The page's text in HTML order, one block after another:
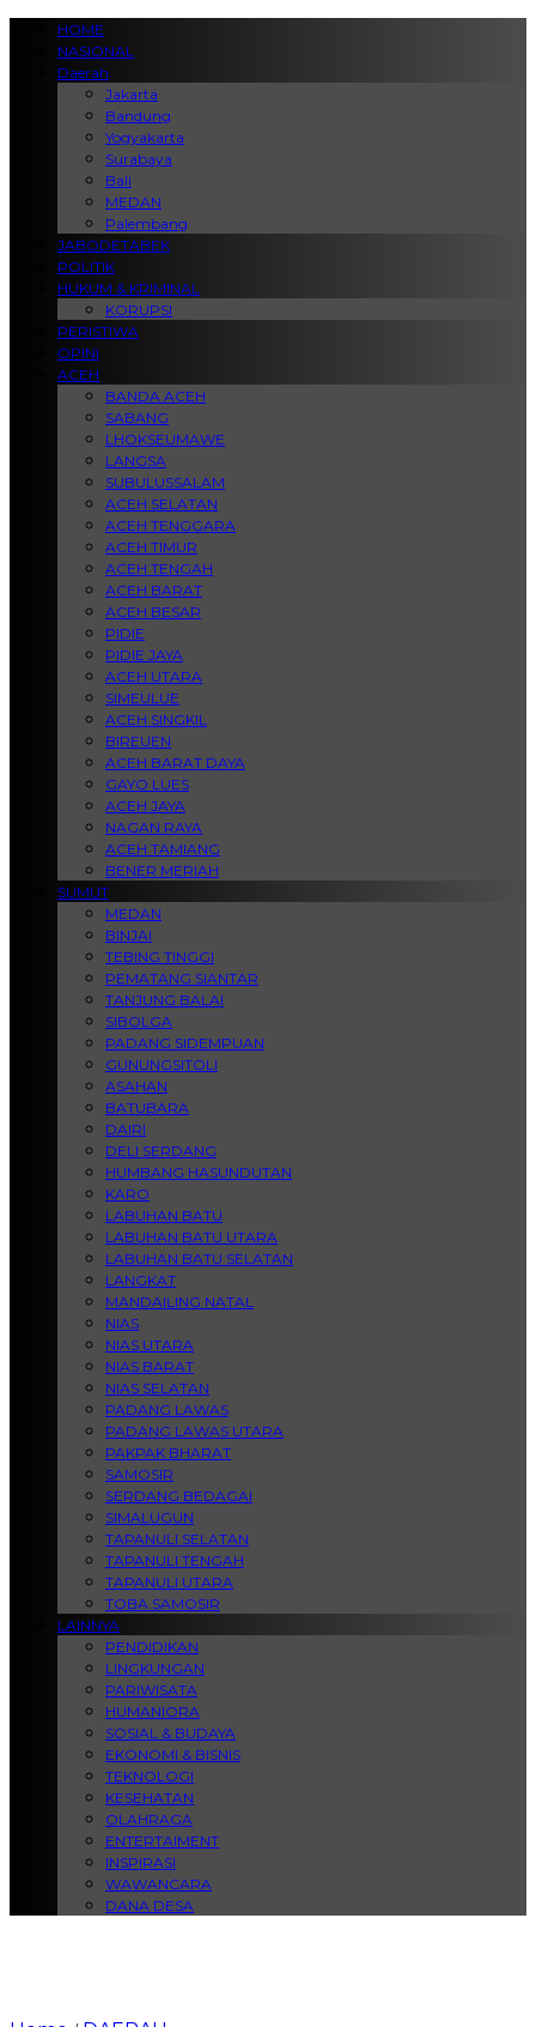
HOME
NASIONAL
Daerah
Jakarta
Bandung
Yogyakarta
Surabaya
Bali
MEDAN
Palembang
JABODETABEK
POLITIK
HUKUM & KRIMINAL
KORUPSI
PERISTIWA
OPINI
ACEH
BANDA ACEH
SABANG
LHOKSEUMAWE
LANGSA
SUBULUSSALAM
ACEH SELATAN
ACEH TENGGARA
ACEH TIMUR
ACEH TENGAH
ACEH BARAT
ACEH BESAR
PIDIE
PIDIE JAYA
ACEH UTARA
SIMEULUE
ACEH SINGKIL
BIREUEN
ACEH BARAT DAYA
GAYO LUES
ACEH JAYA
NAGAN RAYA
ACEH TAMIANG
BENER MERIAH
SUMUT
MEDAN
BINJAI
TEBING TINGGI
PEMATANG SIANTAR
TANJUNG BALAI
SIBOLGA
PADANG SIDEMPUAN
GUNUNGSITOLI
ASAHAN
BATUBARA
DAIRI
DELI SERDANG
HUMBANG HASUNDUTAN
KARO
LABUHAN BATU
LABUHAN BATU UTARA
LABUHAN BATU SELATAN
LANGKAT
MANDAILING NATAL
NIAS
NIAS UTARA
NIAS BARAT
NIAS SELATAN
PADANG LAWAS
PADANG LAWAS UTARA
PAKPAK BHARAT
SAMOSIR
SERDANG BEDAGAI
SIMALUGUN
TAPANULI SELATAN
TAPANULI TENGAH
TAPANULI UTARA
TOBA SAMOSIR
LAINNYA
PENDIDIKAN
LINGKUNGAN
PARIWISATA
HUMANIORA
SOSIAL & BUDAYA
EKONOMI & BISNIS
TEKNOLOGI
KESEHATAN
OLAHRAGA
ENTERTAIMENT
INSPIRASI
WAWANCARA
DANA DESA